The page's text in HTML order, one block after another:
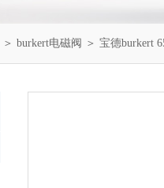
＞ burkert电磁阀 ＞ 宝德burkert